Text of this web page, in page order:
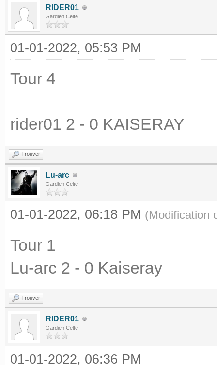
RIDER01
Gardien Celte
01-01-2022, 05:53 PM
Tour 4
rider01 2 - 0 KAISERAY
Trouver
Lu-arc
Gardien Celte
01-01-2022, 06:18 PM (Modification
Tour 1
Lu-arc 2 - 0 Kaiseray
Trouver
RIDER01
Gardien Celte
01-01-2022, 06:36 PM